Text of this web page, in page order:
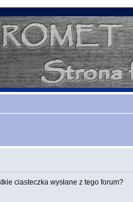
ciasteczka wysłane z tego forum?